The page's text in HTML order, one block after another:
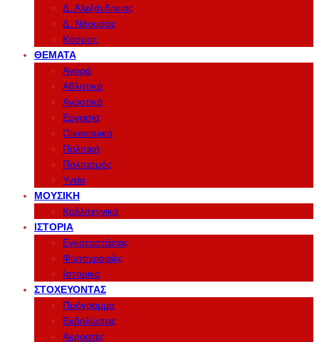
Δ. Αλεξάνδρειας
Δ. Νάουσας
Κόσμος
ΘΈΜΑΤΑ
Αγορά
Αθλητικά
Αγροτικά
Εργασία
Οικονομικά
Πολιτική
Πολιτισμός
Υγεία
ΜΟΥΣΙΚΉ
Καλλιτεχνικά
ΙΣΤΟΡΊΑ
Εγκαταστάσεις
Φωτογραφίες
Ιστορικό
ΣΤΟΧΕΎΟΝΤΑΣ
Πρόγραμμα
Εκδηλώσεις
Ακροατές